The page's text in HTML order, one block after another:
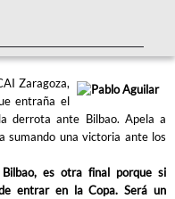
Zaragoza,
entraña el
derrota ante Bilbao. Apela a
sumando una victoria ante los
es otra final porque si
entrar en la Copa. Será un